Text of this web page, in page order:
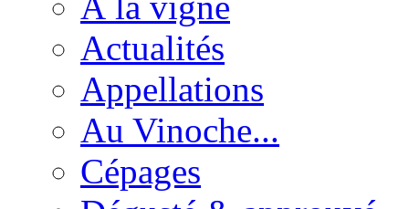
Actualités
Appellations
Au Vinoche...
Cépages